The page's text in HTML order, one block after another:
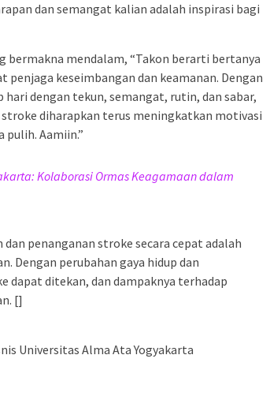
dan semangat kalian adalah inspirasi bagi
bermakna mendalam, “Takon berarti bertanya
keseimbangan dan keamanan. Dengan
dengan tekun, semangat, rutin, dan sabar,
diharapkan terus meningkatkan motivasi
pulih. Aamiin.”
Kolaborasi Ormas Keagamaan dalam
penanganan stroke secara cepat adalah
Dengan perubahan gaya hidup dan
dapat ditekan, dan dampaknya terhadap
[]
Universitas Alma Ata Yogyakarta